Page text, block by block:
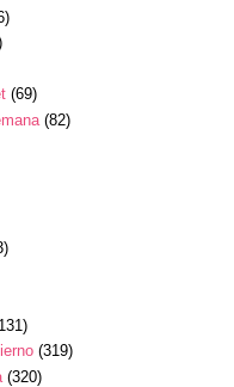
(69)
(82)
(319)
(320)